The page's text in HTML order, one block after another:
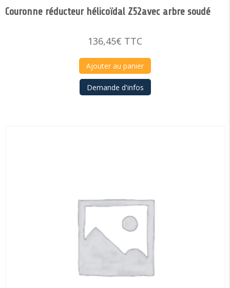
Couronne réducteur hélicoïdal Z52avec arbre soudé
136,45€ TTC
Ajouter au panier
Demande d'infos